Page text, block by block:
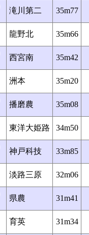
滝川第二 35m77
龍野北 35m66
西宮南 35m42
洲本 35m20
播磨農 35m08
東洋大姫路 34m50
神戸科技 33m85
淡路三原 32m06
県農 31m41
育英 31m34